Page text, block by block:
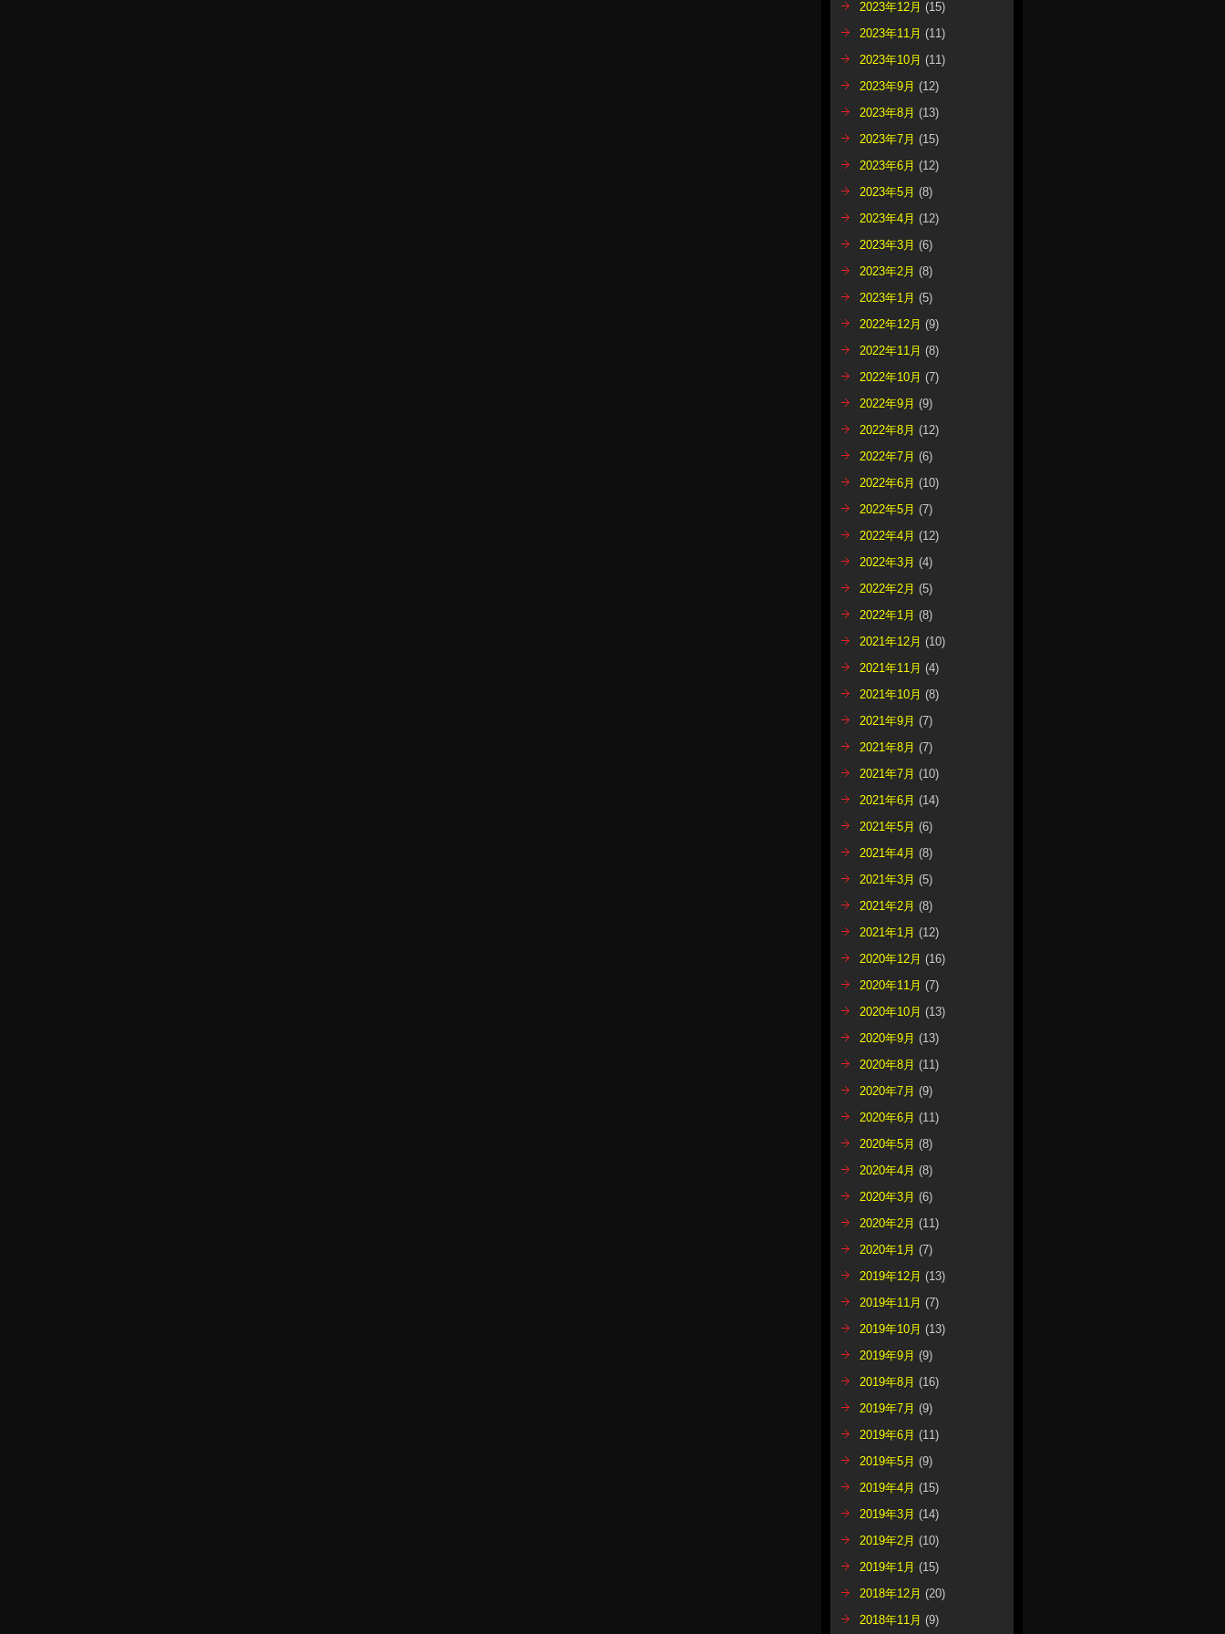
2023年12月 (15)
2023年11月 (11)
2023年10月 (11)
2023年9月 (12)
2023年8月 (13)
2023年7月 (15)
2023年6月 (12)
2023年5月 (8)
2023年4月 (12)
2023年3月 (6)
2023年2月 (8)
2023年1月 (5)
2022年12月 (9)
2022年11月 (8)
2022年10月 (7)
2022年9月 (9)
2022年8月 (12)
2022年7月 (6)
2022年6月 (10)
2022年5月 (7)
2022年4月 (12)
2022年3月 (4)
2022年2月 (5)
2022年1月 (8)
2021年12月 (10)
2021年11月 (4)
2021年10月 (8)
2021年9月 (7)
2021年8月 (7)
2021年7月 (10)
2021年6月 (14)
2021年5月 (6)
2021年4月 (8)
2021年3月 (5)
2021年2月 (8)
2021年1月 (12)
2020年12月 (16)
2020年11月 (7)
2020年10月 (13)
2020年9月 (13)
2020年8月 (11)
2020年7月 (9)
2020年6月 (11)
2020年5月 (8)
2020年4月 (8)
2020年3月 (6)
2020年2月 (11)
2020年1月 (7)
2019年12月 (13)
2019年11月 (7)
2019年10月 (13)
2019年9月 (9)
2019年8月 (16)
2019年7月 (9)
2019年6月 (11)
2019年5月 (9)
2019年4月 (15)
2019年3月 (14)
2019年2月 (10)
2019年1月 (15)
2018年12月 (20)
2018年11月 (9)